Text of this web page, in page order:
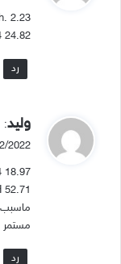
ل
2.23
24.82
رد
ي
ق
ل
وليد:
22/02/2022
18.97
52.71
مستمر
رد